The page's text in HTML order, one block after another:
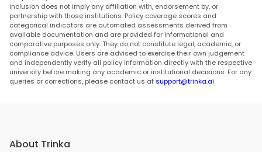
inclusion does not imply any affiliation with, endorsement by, or
partnership with those institutions. Policy coverage scores and
categorical indicators are automated assessments derived from
available documentation and are provided for informational and
comparative purposes only. They do not constitute legal, academic, or
compliance advice. Users are advised to exercise their own judgement
and independently verify all policy information directly with the respective
university before making any academic or institutional decisions. For any
queries or corrections, please contact us at support@trinka.ai
About Trinka